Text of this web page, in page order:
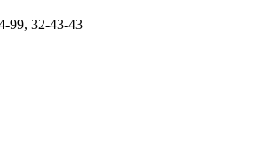
99, 32-43-43